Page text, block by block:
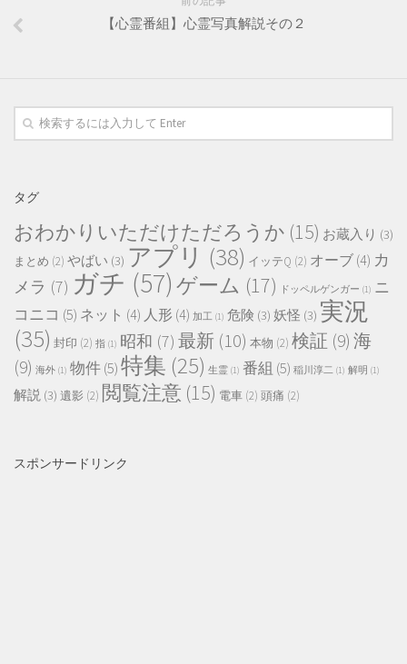
【心霊番組】心霊写真解説その２
タグ
おわかりいただけただろうか (15) お蔵入り (3)
まとめ (2) やばい (3) アプリ (38) イッテQ (2) オーブ (4) カ
メラ (7) ガチ (57) ゲーム (17) ドッペルゲンガー (1) ニ
コニコ (5) ネット (4) 人形 (4) 加工 (1) 危険 (3) 妖怪 (3) 実況
(35) 封印 (2) 指 (1) 昭和 (7) 最新 (10) 本物 (2) 検証 (9) 海
(9) 海外 (1) 物件(5)特集 (25) 生霊 (1) 番組 (5) 稲川淳二 (1) 解明 (1)
解説 (3) 遺影 (2) 閲覧注意 (15) 電車 (2) 頭痛 (2)
スポンサードリンク